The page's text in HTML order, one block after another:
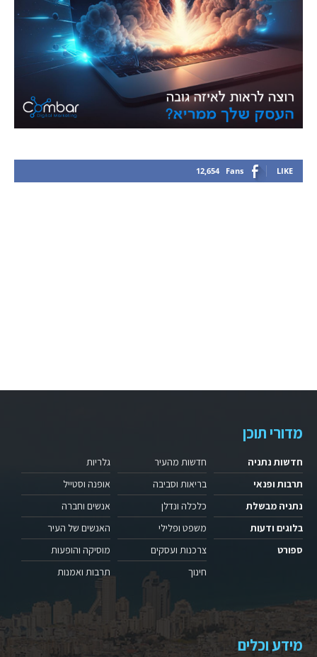
12,654 Fans LIKE
מדורי תוכן
חדשות נתניה
תרבות ופנאי
נתניה מבשלת
בלוגים ודעות
ספורט
חדשות מהעיר
בריאות וסביבה
כלכלה ונדלן
משפט ופלילי
צרכנות ועסקים
חינוך
גלריות
אופנה וסטייל
אנשים וחברה
האנשים של העיר
מוסיקה והופעות
תרבות ואמנות
מידע וכלים